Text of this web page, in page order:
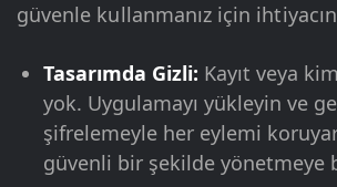
güvenle kullanmanız için
Tasarımda Gizli: Kayıt veya
yok. Uygulamayı yükleyin ve
şifrelemeyle her eylemi
güvenli bir şekilde yönetmeye